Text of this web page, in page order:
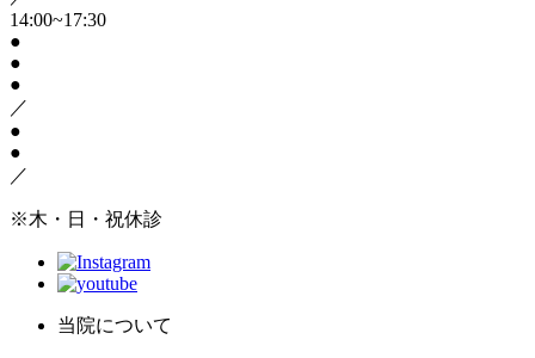
14:00~17:30
●
●
●
／
●
●
／
※木・日・祝休診
当院について